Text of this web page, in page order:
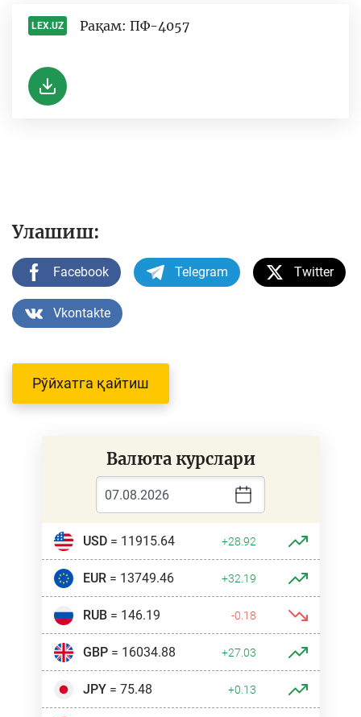
LEX.UZ Рақам: ПФ-4057
Улашиш:
Facebook Telegram Twitter
Vkontakte
Рўйхатга қайтиш
Валюта курслари
USD= 11915.64 +28.92
EUR= 13749.46 +32.19
RUB= 146.19 -0.18
GBP= 16034.88 +27.03
JPY= 75.48 +0.13